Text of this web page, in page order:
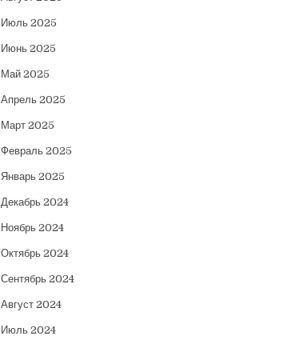
Июль 2025
Июнь 2025
Май 2025
Апрель 2025
Март 2025
Февраль 2025
Январь 2025
Декабрь 2024
Ноябрь 2024
Октябрь 2024
Сентябрь 2024
Август 2024
Июль 2024